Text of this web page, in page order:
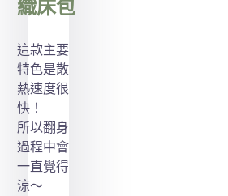
織床包
這款主要
特色是散
熱速度很
快！
所以翻身
過程中會
一直覺得
涼～